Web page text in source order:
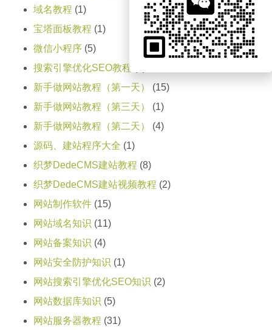
域名教程 (1)
宝塔面板教程 (1)
微信小程序 (5)
搜索引擎优化SEO教程
新手做网站教程（第一天）
(15)
新手做网站教程（第三天）
(1)
新手做网站教程（第二天）
(4)
源码、建站程序大全 (1)
织梦DedeCMS建站教程 (8)
织梦DedeCMS建站视频教程 (2)
网站制作软件 (15)
网站域名知识 (11)
网站备案知识 (4)
网站安全防护知识 (1)
网站搜索引擎优化SEO知识 (2)
网站数据库知识 (5)
网站服务器教程 (31)